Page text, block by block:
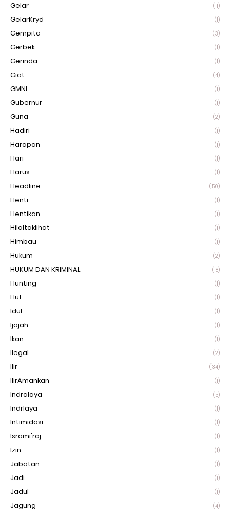
Gelar (11)
GelarKryd (1)
Gempita (3)
Gerbek (1)
Gerinda (1)
Giat (4)
GMNI (1)
Gubernur (1)
Guna (2)
Hadiri (1)
Harapan (1)
Hari (1)
Harus (1)
Headline (50)
Henti (1)
Hentikan (1)
Hilaltaklihat (1)
Himbau (1)
Hukum (2)
HUKUM DAN KRIMINAL (18)
Hunting (1)
Hut (1)
Idul (1)
Ijajah (1)
Ikan (1)
Ilegal (2)
Ilir (34)
IlirAmankan (1)
Indralaya (5)
Indrlaya (1)
Intimidasi (1)
Isrami'raj (1)
Izin (1)
Jabatan (1)
Jadi (1)
Jadul (1)
Jagung (4)